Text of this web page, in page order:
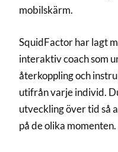
mobilskärm.
SquidFactor har lagt
interaktiv coach som
återkoppling och
utifrån varje individ.
utveckling över tid så
på de olika momenten.